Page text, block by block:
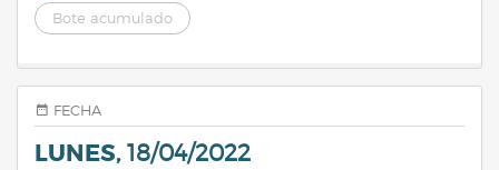
Bote acumulado
FECHA
LUNES, 18/04/2022